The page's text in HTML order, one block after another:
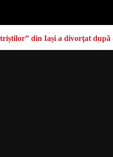
din Iași a divorţat după